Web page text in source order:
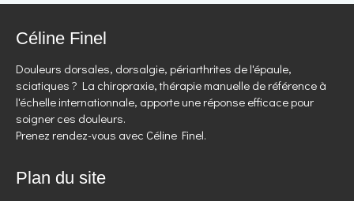
Céline Finel
Douleurs dorsales, dorsalgie, périarthrites de l'épaule,
sciatiques ? La chiropraxie, thérapie manuelle de référence à
l'échelle internationnale, apporte une réponse efficace pour
soigner ces douleurs.
Prenez rendez-vous avec Céline Finel.
Plan du site